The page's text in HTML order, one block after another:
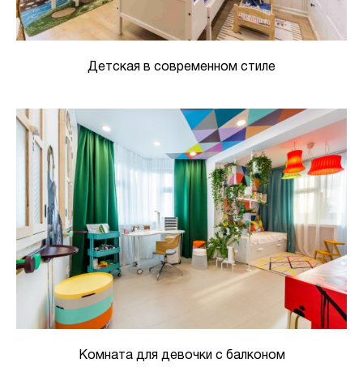
Детская в современном стиле
Комната для девочки с балконом